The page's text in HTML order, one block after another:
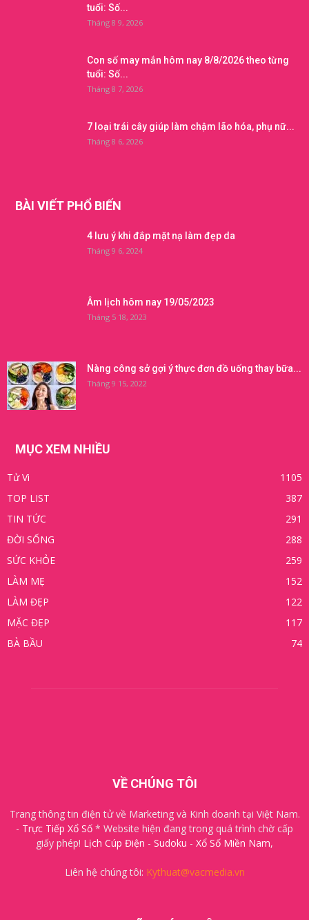
tuổi: Số...
Tháng 8 9, 2026
Con số may mắn hôm nay 8/8/2026 theo từng
tuổi: Số...
Tháng 8 7, 2026
7 loại trái cây giúp làm chậm lão hóa, phụ nữ...
Tháng 8 6, 2026
BÀI VIẾT PHỔ BIẾN
4 lưu ý khi đắp mặt nạ làm đẹp da
Tháng 9 6, 2024
Âm lịch hôm nay 19/05/2023
Tháng 5 18, 2023
Nàng công sở gợi ý thực đơn đồ uống thay bữa...
Tháng 9 15, 2022
MỤC XEM NHIỀU
Tử Vi
1105
TOP LIST
387
TIN TỨC
291
ĐỜI SỐNG
288
SỨC KHỎE
259
LÀM MẸ
152
LÀM ĐẸP
122
MẶC ĐẸP
117
BÀ BẦU
74
VỀ CHÚNG TÔI
Trang thông tin điện tử về Marketing và Kinh doanh tại Việt Nam.
- Trực Tiếp Xổ Số * Website hiện đang trong quá trình chờ cấp
giấy phép! Lịch Cúp Điện - Sudoku - Xổ Số Miền Nam,
Liên hệ chúng tôi: Kythuat@vacmedia.vn